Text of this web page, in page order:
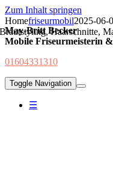
Zum Inhalt springen
May-Britt Becker
Mobile Friseurmeisterin
01604331310
Toggle Navigation
☰
Homefriseurmobil2025-06-
Brautstyling, Haarschnitte,